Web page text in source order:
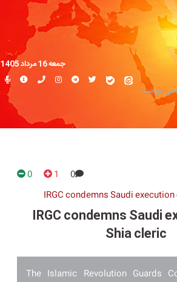
روایت
جمعه 16 مرداد 1405
0
1
0
IRGC condemns Saudi
IRGC condemns Saudi
Shia cleric
The Islamic Revolution Guards